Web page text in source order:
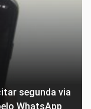
segunda via
WhatsApp